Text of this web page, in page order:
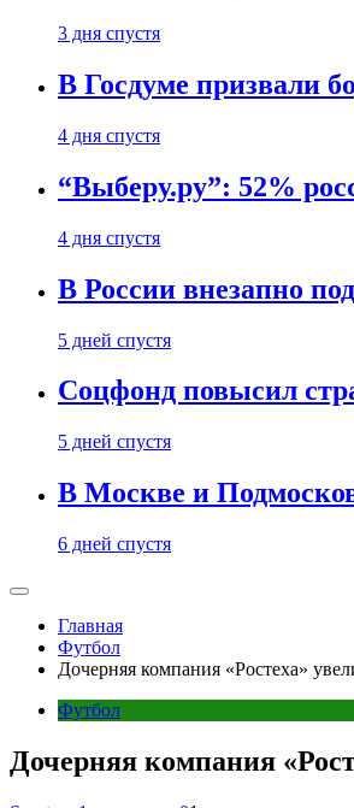
3 дня спустя
В Госдуме призвали
4 дня спустя
“Выберу.ру”: 52%
4 дня спустя
В России внезапно
5 дней спустя
Соцфонд повысил
5 дней спустя
В Москве и
6 дней спустя
Главная
Футбол
Дочерняя компания «Ростеха»
Футбол
Дочерняя компания